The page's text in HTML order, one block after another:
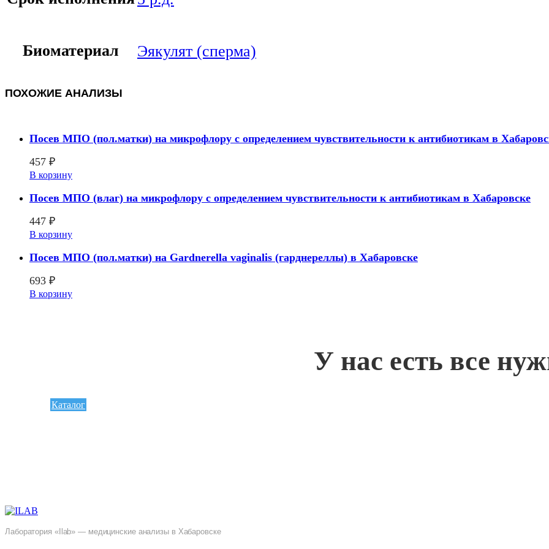
Биоматериал Эякулят (сперма)
ПОХОЖИЕ АНАЛИЗЫ
Посев МПО (пол.матки) на микрофлору с определением чувcтвительности к антибиотикам в
457 ₽
В корзину
Посев МПО (влаг) на микрофлору с определением чувcтвительности к антибиотикам в Хабаровске
447 ₽
В корзину
Посев МПО (пол.матки) на Gardnerella vaginalis (гарднереллы) в Хабаровске
693 ₽
В корзину
У нас есть все
Каталог
Лаборатория «Ilab» — медицинские анализы в Хабаровске